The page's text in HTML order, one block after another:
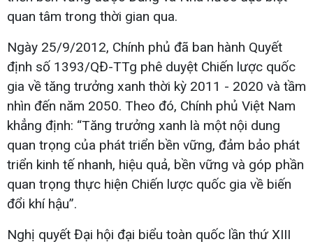
quan tâm trong thời gian qua.
Ngày 25/9/2012, Chính phủ đã ban hành Quyết
định số 1393/QĐ-TTg phê duyệt Chiến lược quốc
gia về tăng trưởng xanh thời kỳ 2011 - 2020 và tầm
nhìn đến năm 2050. Theo đó, Chính phủ Việt Nam
khẳng định: “Tăng trưởng xanh là một nội dung
quan trọng của phát triển bền vững, đảm bảo phát
triển kinh tế nhanh, hiệu quả, bền vững và góp phần
quan trọng thực hiện Chiến lược quốc gia về biến
đổi khí hậu”.
Nghị quyết Đại hội đại biểu toàn quốc lần thứ XIII